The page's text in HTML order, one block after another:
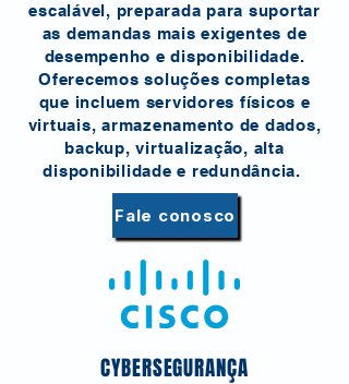
escalável, preparada para suportar
as demandas mais exigentes de
desempenho e disponibilidade.
Oferecemos soluções completas
que incluem servidores físicos e
virtuais, armazenamento de dados,
backup, virtualização, alta
disponibilidade e redundância.
Fale conosco
CYBERSEGURANÇA